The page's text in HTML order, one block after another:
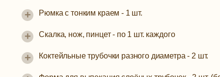
Рюмка с тонким краем - 1 шт.
+
Скалка, нож, пинцет- по 1 шт. каждого
+
Коктейльные трубочки разного диаметра - 2 шт.
+